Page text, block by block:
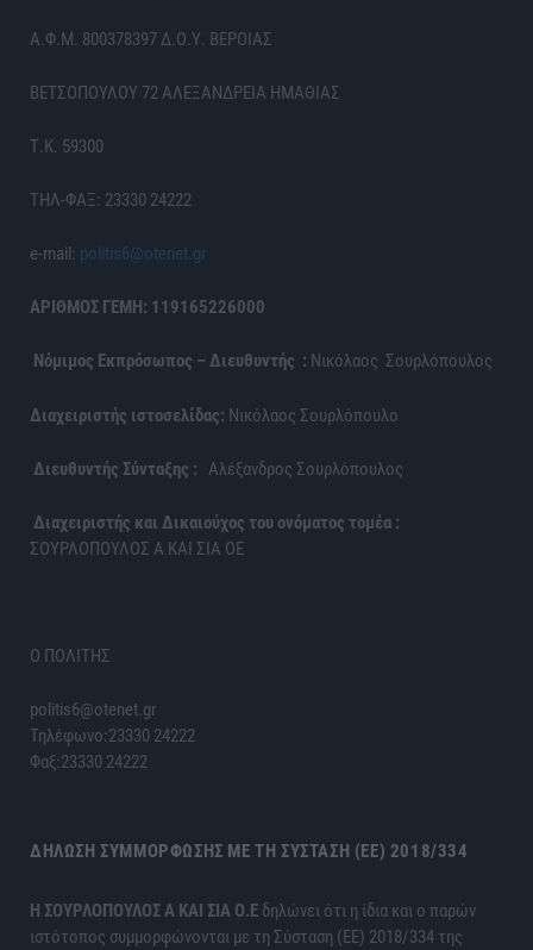
Α.Φ.Μ. 800378397 Δ.Ο.Υ. ΒΕΡΟΙΑΣ
ΒΕΤΣΟΠΟΥΛΟΥ 72 ΑΛΕΞΑΝΔΡΕΙΑ ΗΜΑΘΙΑΣ
Τ.Κ. 59300
ΤΗΛ-ΦΑΞ: 23330 24222
e-mail: politis6@otenet.gr
ΑΡΙΘΜΟΣ ΓΕΜΗ: 119165226000
Νόμιμος Εκπρόσωπος – Διευθυντής : Νικόλαος Σουρλόπουλος
Διαχειριστής ιστοσελίδας: Νικόλαος Σουρλόπουλο
Διευθυντής Σύνταξης : Αλέξανδρος Σουρλόπουλος
Διαχειριστής και Δικαιούχος του ονόματος τομέα :
ΣΟΥΡΛΟΠΟΥΛΟΣ Α ΚΑΙ ΣΙΑ ΟΕ
Ο ΠΟΛΙΤΗΣ
politis6@otenet.gr
Τηλέφωνο:23330 24222
Φαξ:23330 24222
ΔΉΛΩΣΗ ΣΥΜΜΌΡΦΩΣΗΣ ΜΕ ΤΗ ΣΎΣΤΑΣΗ (ΕΕ) 2018/334
H ΣΟΥΡΛΟΠΟΥΛΟΣ Α ΚΑΙ ΣΙΑ Ο.Ε δηλώνει ότι η ίδια και ο παρών
ιστότοπος συμμορφώνονται με τη Σύσταση (ΕΕ) 2018/334 της